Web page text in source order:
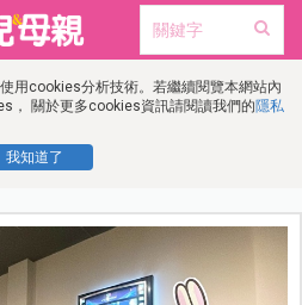
用cookies分析技術。若繼續閱覽本網站內
， 關於更多cookies資訊請閱讀我們的隱私
我知道了